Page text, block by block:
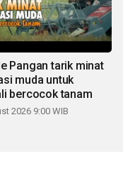
Pangan tarik minat
muda untuk
bercocok tanam
2026 9:00 WIB